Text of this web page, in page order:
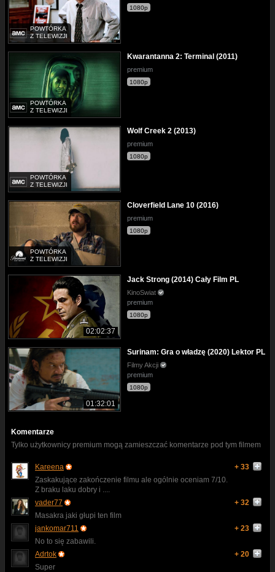
POWTÓRKA
Z TELEWIZJI
1080p
POWTÓRKA
Z TELEWIZJI
Kwarantanna 2: Terminal (2011)
premium
1080p
POWTÓRKA
Z TELEWIZJI
Wolf Creek 2 (2013)
premium
1080p
POWTÓRKA
Z TELEWIZJI
Cloverfield Lane 10 (2016)
premium
1080p
02:02:37
Jack Strong (2014) Cały Film PL
KinoSwiat
premium
1080p
01:32:01
Surinam: Gra o władzę (2020) Lektor PL
Filmy Akcji
premium
1080p
Komentarze
Tylko użytkownicy premium mogą zamieszczać komentarze pod tym filmem
Kareena
+ 33
Zaskakujące zakończenie filmu ale ogólnie oceniam 7/10.
Z braku laku dobry i ....
vader77
+ 32
Masakra jaki głupi ten film
jankomar711
+ 23
No to się zabawili.
Adrtok
+ 20
Super